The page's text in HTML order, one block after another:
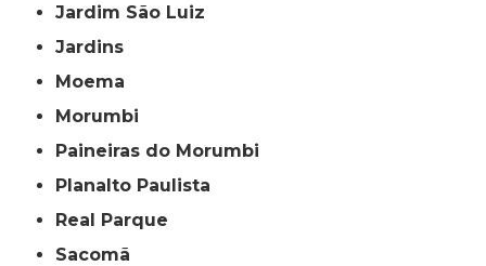
Jardim São Luiz
Jardins
Moema
Morumbi
Paineiras do Morumbi
Planalto Paulista
Real Parque
Sacomã